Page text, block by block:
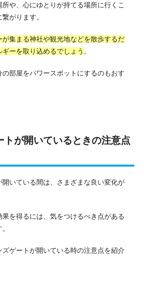
や、心にゆとりが持てる場所に行くこ
がります。
が集まる神社や観光地などを散歩するだ
ーを取り込めるでしょう 。
の部屋をパワースポットにするのもおす
トが開いているときの注意点
開いている間は、さまざまな良い変化が
果を得るには、気をつけるべき点がある
ズゲートが開いている時の注意点を紹介